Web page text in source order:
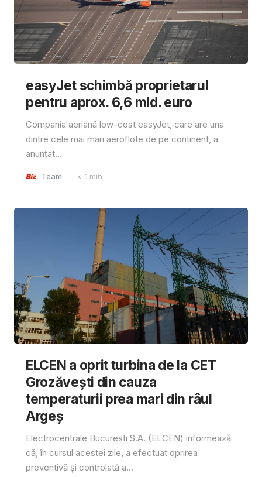
easyJet schimbă proprietarul
pentru aprox. 6,6 mld. euro
Compania aeriană low-cost easyJet, care are una
dintre cele mai mari aeroflote de pe continent, a
anunțat...
Team < 1 min
ELCEN a oprit turbina de la CET
Grozăvești din cauza
temperaturii prea mari din râul
Argeș
Electrocentrale București S.A. (ELCEN) informează
că, în cursul acestei zile, a efectuat oprirea
preventivă și controlată a...